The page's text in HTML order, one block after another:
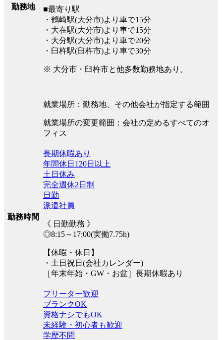
勤務地
■最寄り駅
・鶴崎駅(大分市)より車で15分
・大在駅(大分市)より車で15分
・大分駅(大分市)より車で20分
・臼杵駅(臼杵市)より車で30分
※ 大分市・臼杵市と他多数勤務地あり。
就業場所：勤務地、その他会社が指定する範囲
就業場所の変更範囲：会社の定めるすべてのオ
フィス
勤務時間
長期休暇あり
年間休日120日以上
土日休み
完全週休2日制
日勤
派遣社員
《 日勤勤務 》
◎8:15～17:00(実働7.75h)
【休暇・休日】
・土日祝日(会社カレンダー)
［年末年始・GW・お盆］長期休暇あり
フリーター歓迎
ブランクOK
資格ナシでもOK
未経験・初心者も歓迎
学歴不問